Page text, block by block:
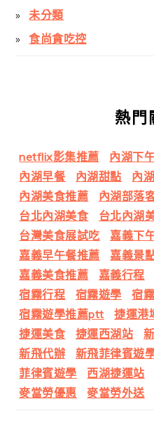
未分類
食尚貪吃控
熱門
netflix影集推薦 內湖下
內湖早餐
內湖甜點 內
內湖美食推薦
內湖部落
台北內湖美食
台北內湖
台灣美食展試吃
嘉義下
嘉義早午餐推薦
嘉義景
嘉義美食推薦
嘉義行程
宿霧行程
宿霧遊學
宿
宿霧遊學推薦ptt
捷運港
捷運美食
捷運西湖站
新飛代辦
新飛菲律賓遊
菲律賓遊學
西湖捷運站
麥當勞優惠
麥當勞外送